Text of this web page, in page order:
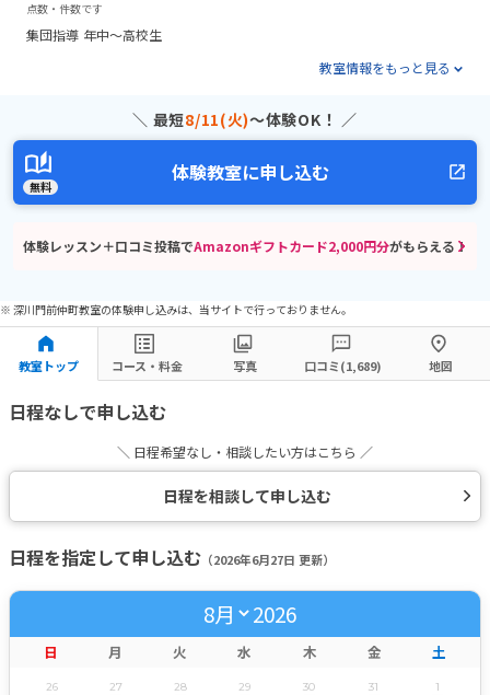
点数・件数です
集団指導 年中～高校生
教室情報をもっと見る
＼ 最短8/11(火)〜体験OK！ ／
無料
体験教室に申し込む
体験レッスン＋口コミ投稿でAmazonギフトカード2,000円分がもらえる！
※ 深川門前仲町教室の体験申し込みは、当サイトで行っておりません。
教室トップ コース・料金 写真 口コミ(1,689) 地図
日程なしで申し込む
＼ 日程希望なし・相談したい方はこちら ／
日程を相談して申し込む
日程を指定して申し込む （2026年6月27日 更新）
2026
日 月 火 水 木 金 土
26 27 28 29 30 31
1